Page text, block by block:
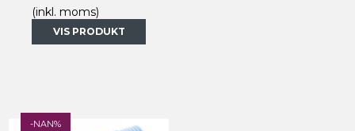
(inkl. moms)
VIS PRODUKT
-NAN%